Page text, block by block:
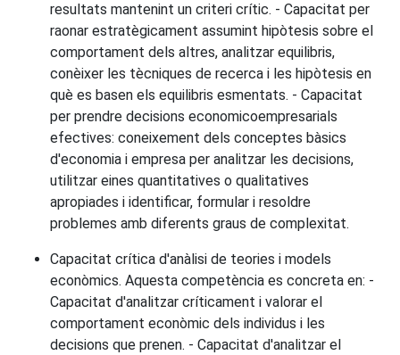
resultats mantenint un criteri crític. - Capacitat per
raonar estratègicament assumint hipòtesis sobre el
comportament dels altres, analitzar equilibris,
conèixer les tècniques de recerca i les hipòtesis en
què es basen els equilibris esmentats. - Capacitat
per prendre decisions economicoempresarials
efectives: coneixement dels conceptes bàsics
d'economia i empresa per analitzar les decisions,
utilitzar eines quantitatives o qualitatives
apropiades i identificar, formular i resoldre
problemes amb diferents graus de complexitat.
Capacitat crítica d'anàlisi de teories i models
econòmics. Aquesta competència es concreta en: -
Capacitat d'analitzar críticament i valorar el
comportament econòmic dels individus i les
decisions que prenen. - Capacitat d'analitzar el